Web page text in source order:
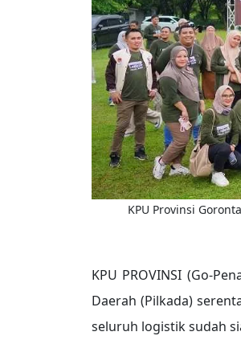
KPU Provinsi
KPU PROVINSI (Go-
Daerah (Pilkada)
seluruh logistik sudah